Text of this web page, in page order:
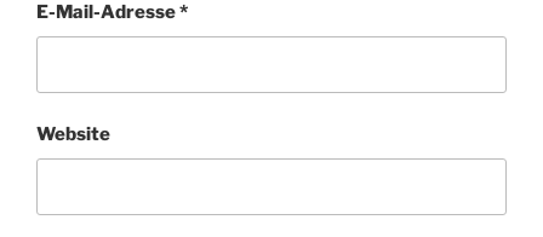
E-Mail-Adresse*
Website